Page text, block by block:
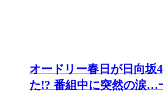
オードリー春日が日向坂
た!? 番組中に突然の涙…